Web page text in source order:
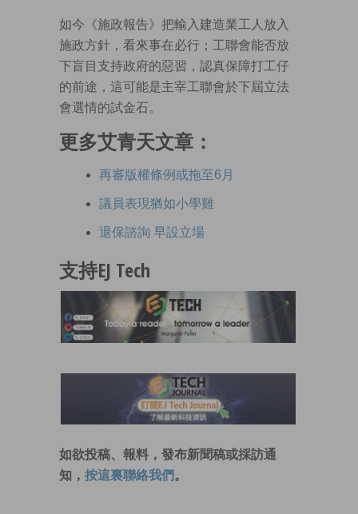
如今《施政報告》把輸入建造業工人放入
施政方針，看來事在必行；工聯會能否放
下盲目支持政府的惡習，認真保障打工仔
的前途，這可能是主宰工聯會於下屆立法
會選情的試金石。
更多艾青天文章：
再審版權條例或拖至6月
議員表現猶如小學雞
退保諮詢 早設立場
支持EJ Tech
如欲投稿、報料，發布新聞稿或採訪通
知， 按這裏聯絡我們 。